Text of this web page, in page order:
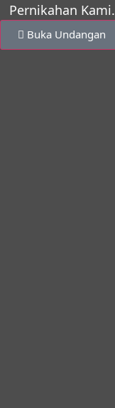
Pernikahan Kami.
Buka Undangan